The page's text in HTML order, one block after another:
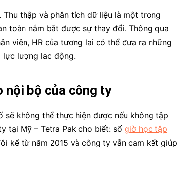
thập và phân tích dữ liệu là một trong
toàn nắm bắt được sự thay đổi. Thông qua
viên, HR của tương lai có thể đưa ra những
lực lượng lao động.
nội bộ của công ty
không thể thực hiện được nếu không tập
tại Mỹ – Tetra Pak cho biết: số giờ học tập
kể từ năm 2015 và công ty vẫn cam kết giúp